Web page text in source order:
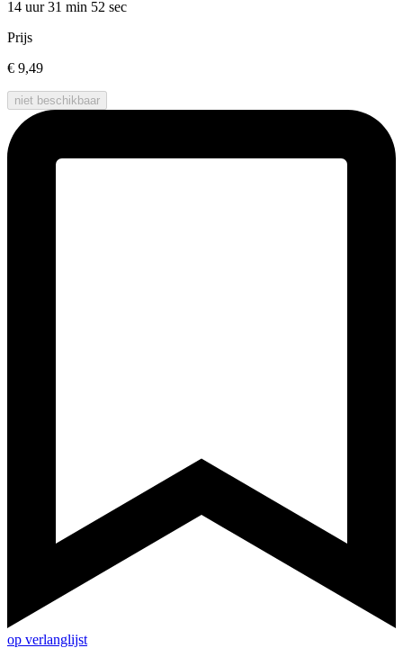
14 uur 31 min 52 sec
Prijs
€ 9,49
niet beschikbaar
op verlanglijst